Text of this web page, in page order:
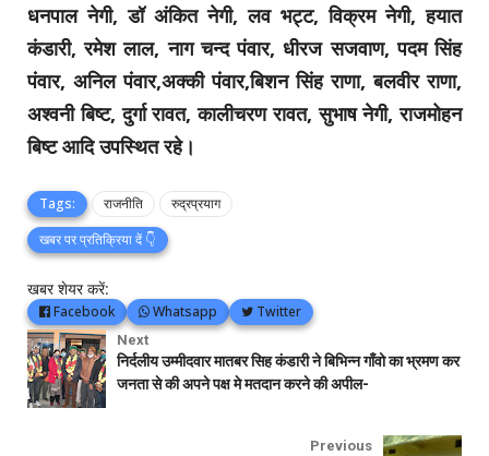
धनपाल नेगी, डॉ अंकित नेगी, लव भट्ट, विक्रम नेगी, हयात
कंडारी, रमेश लाल, नाग चन्द पंवार, धीरज सजवाण, पदम सिंह
पंवार, अनिल पंवार,अक्की पंवार,बिशन सिंह राणा, बलवीर राणा,
अश्वनी बिष्ट, दुर्गा रावत, कालीचरण रावत, सुभाष नेगी, राजमोहन
बिष्ट आदि उपस्थित रहे।
Tags: राजनीति
रुद्रप्रयाग
खबर पर प्रतिक्रिया दें 👇
खबर शेयर करें:
Facebook Whatsapp Twitter
Next
निर्दलीय उम्मीदवार मातबर सिह कंडारी ने बिभिन्न गाँवो का भ्रमण कर
जनता से की अपने पक्ष मे मतदान करने की अपील-
Previous